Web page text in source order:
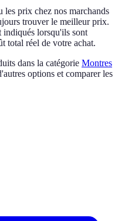
prix chez nos marchands
trouver le meilleur prix.
indiqués lorsqu'ils sont
total réel de votre achat.
dans la catégorie Montres
options et comparer les